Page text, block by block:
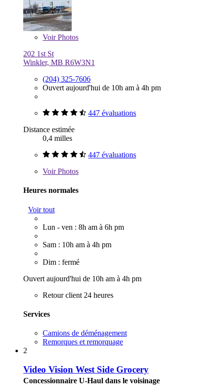
VoirPhotos
202 1st St
Winkler, MB R6W3N1
(204) 325-7606
Ouvert aujourd'hui de 10h am à 4h pm
447 évaluations
Distance estimée
0,4 milles
447 évaluations
VoirPhotos
Heures normales
Voir tout
Lun - ven : 8h am à 6h pm
Sam : 10h am à 4h pm
Dim : fermé
Ouvert aujourd'hui de 10h am à 4h pm
Retour client 24 heures
Services
Camions de déménagement
Remorques et remorquage
2
Video Vision West Side Grocery
Concessionnaire U-Haul dans le voisinage